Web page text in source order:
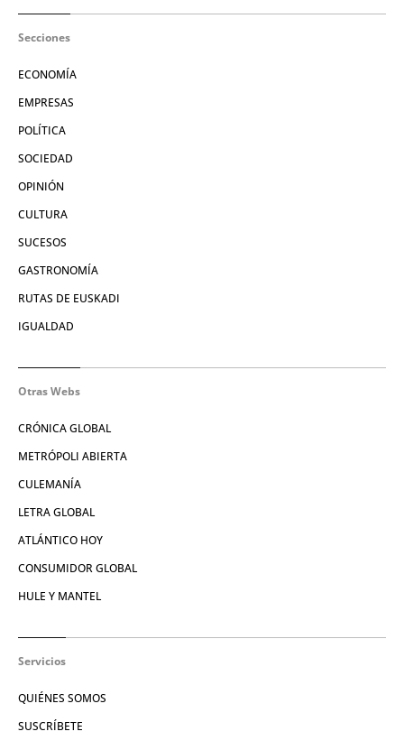
Secciones
ECONOMÍA
EMPRESAS
POLÍTICA
SOCIEDAD
OPINIÓN
CULTURA
SUCESOS
GASTRONOMÍA
RUTAS DE EUSKADI
IGUALDAD
Otras Webs
CRÓNICA GLOBAL
METRÓPOLI ABIERTA
CULEMANÍA
LETRA GLOBAL
ATLÁNTICO HOY
CONSUMIDOR GLOBAL
HULE Y MANTEL
Servicios
QUIÉNES SOMOS
SUSCRÍBETE